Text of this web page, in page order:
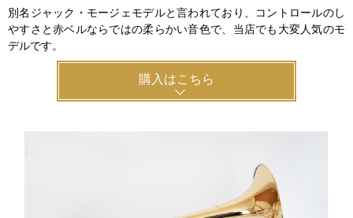
別名ジャック・モージェモデルと言われており、コントロールのし
やすさと赤ベルならではの柔らかい音色で、当店でも大変人気のモ
デルです。
購入はこちら